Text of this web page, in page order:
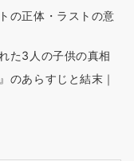
の正体・ラストの意
た3人の子供の真相
のあらすじと結末｜